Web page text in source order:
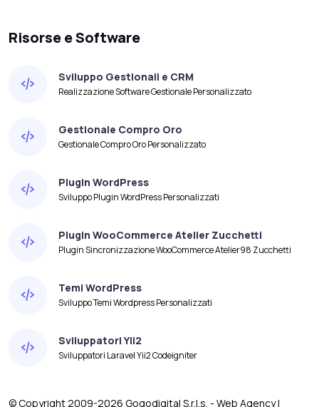
Risorse e Software
Sviluppo Gestionali e CRM
Realizzazione Software Gestionale Personalizzato
Gestionale Compro Oro
Gestionale Compro Oro Personalizzato
Plugin WordPress
Sviluppo Plugin WordPress Personalizzati
Plugin WooCommerce Atelier Zucchetti
Plugin Sincronizzazione WooCommerce Atelier98 Zucchetti
Temi WordPress
Sviluppo Temi Wordpress Personalizzati
Sviluppatori Yii2
Sviluppatori Laravel Yii2 Codeigniter
© Copyright 2009-2026 Gogodigital S.r.l.s. - Web Agency |